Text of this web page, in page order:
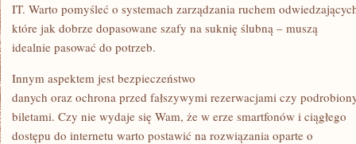
IT. Warto pomyśleć o systemach zarządzania ruchem
które jak dobrze dopasowane szafy na suknię ślubną – muszą
idealnie pasować do potrzeb.
Innym aspektem jest bezpieczeństwo
danych oraz ochrona przed fałszywymi rezerwacjami czy
biletami. Czy nie wydaje się Wam, że w erze smartfonów i ciągłego
dostępu do internetu warto postawić na rozwiązania oparte o